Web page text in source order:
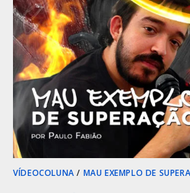
VÍDEOCOLUNA / MAU EXEMPLO DE